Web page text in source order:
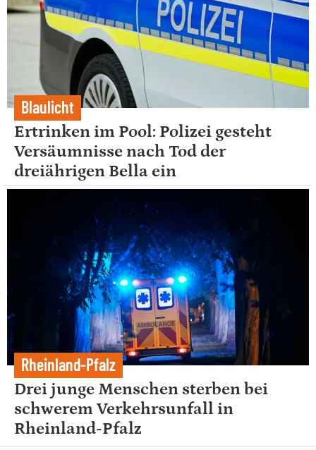
Blaulicht
Ertrinken im Pool: Polizei gesteht
Versäumnisse nach Tod der
dreiährigen Bella ein
Rheinland-Pfalz
Drei junge Menschen sterben bei
schwerem Verkehrsunfall in
Rheinland-Pfalz